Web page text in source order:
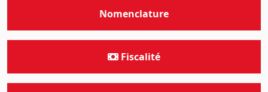
Nomenclature
Fiscalité